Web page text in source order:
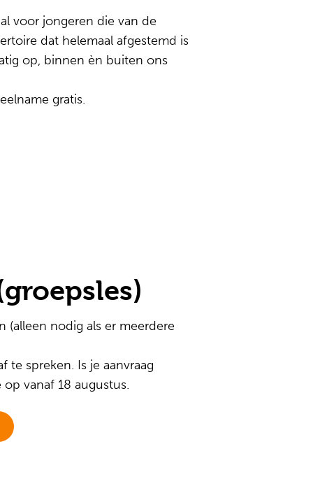
voor jongeren die van de
dat helemaal afgestemd is
op, binnen èn buiten ons
gratis.
(alleen nodig als er meerdere
spreken. Is je aanvraag
vanaf 18 augustus.